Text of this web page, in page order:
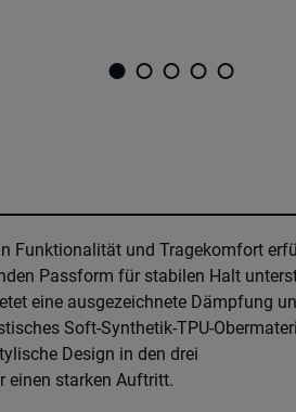
Funktionalität und Tragekomfort
Passform für stabilen Halt
eine ausgezeichnete Dämpfung
Soft-Synthetik-TPU-
Design in den drei
einen starken Auftritt.